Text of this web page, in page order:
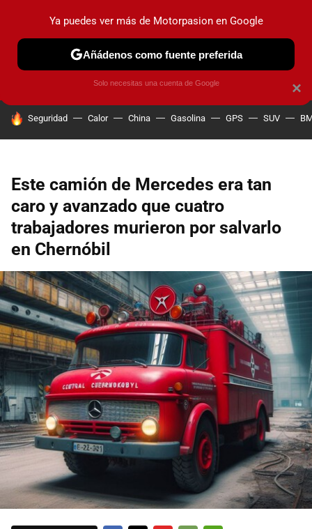
PRUEBAS COCHES ELÉCTRICOS OBSERVATORIO
HOY SE HABLA DE
Seguridad Calor China Gasolina GPS SUV
Este camión de Mercedes era tan
caro y avanzado que cuatro
trabajadores murieron por salvarlo
en Chernóbil
×
Ya puedes ver más de Motorpasion en Google
Añádenos como fuente preferida
Solo necesitas una cuenta de Google